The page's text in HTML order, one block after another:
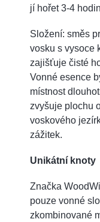
jí hořet 3-4
Složení: směs
vosku s vysoce
zajišťuje čisté
Vonné esence
místnost
zvyšuje plochu
voskového
zážitek.
Unikátní knoty
Značka
pouze vonné
zkombinované